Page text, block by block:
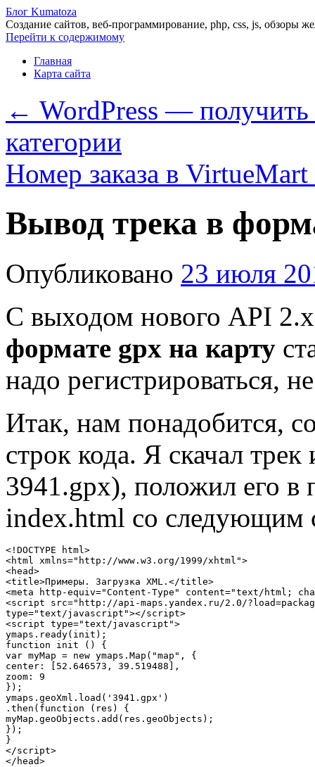
Блог Kumatoza
Создание сайтов, веб-программирование, php, css, js, обзоры
Перейти к содержимому
Главная
Карта сайта
← WordPress — получить
категории
Номер заказа в VirtueMart
Вывод трека в
Опубликовано 23 июля
С выходом нового API
формате gpx на карту
надо регистрироваться,
Итак, нам понадобится,
строк кода. Я скачал
3941.gpx), положил его в
index.html со
<!DOCTYPE html>
<html xmlns="http://www.w3.org/1999/xhtml">
<head>
<title>Примеры. Загрузка XML.</title>
<meta http-equiv="Content-Type" content="text/html;
<script src="http://api-maps.yandex.ru/2.0/
type="text/javascript"></script>
<script type="text/javascript">
ymaps.ready(init);
function init () {
var myMap = new ymaps.Map("map", {
center: [52.646573, 39.519488],
zoom: 9
});
ymaps.geoXml.load('3941.gpx')
.then(function (res) {
myMap.geoObjects.add(res.geoObjects);
});
}
</script>
</head>